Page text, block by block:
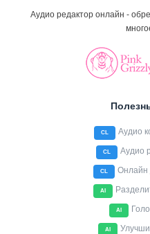
Аудио редактор онлайн -
CL Аудио
CL Аудио
CL Онлайн
AI
AI
AI